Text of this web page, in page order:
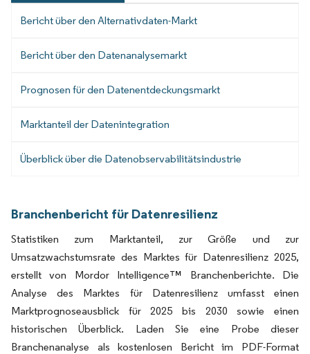
Bericht über den Alternativdaten-Markt
Bericht über den Datenanalysemarkt
Prognosen für den Datenentdeckungsmarkt
Marktanteil der Datenintegration
Überblick über die Datenobservabilitätsindustrie
Branchenbericht für Datenresilienz
Statistiken zum Marktanteil, zur Größe und zur
Umsatzwachstumsrate des Marktes für Datenresilienz 2025,
erstellt von Mordor Intelligence™ Branchenberichte. Die
Analyse des Marktes für Datenresilienz umfasst einen
Marktprognoseausblick für 2025 bis 2030 sowie einen
historischen Überblick. Laden Sie eine Probe dieser
Branchenanalyse als kostenlosen Bericht im PDF-Format